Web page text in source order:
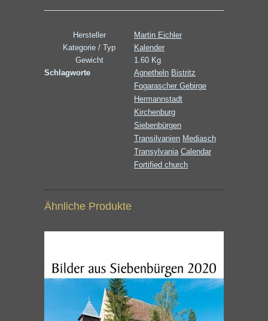
Hersteller
Martin Eichler
Kategorie / Typ
Kalender
Gewicht
1.60 Kg
Schlagworte
Agnetheln Bistritz
Fogarascher Gebirge
Hermannstadt
Kirchenburg
Siebenbürgen
Transilvanien Mediasch
Transylvania Calendar
Fortified church
Ähnliche Produkte